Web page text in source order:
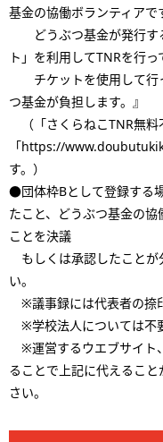
基金の協働ボランティアで
どうぶつ基金が発行す
ト」を利用してTNRを行っ
チケットを使用して行
つ基金が負担します。』
（「さくらねこTNR無料
「https://
す。）
●団体枠Bとして登録する
たこと、どうぶつ基金の
ことを決議
もしくは承認したことが
い。
※議事録には代表者の捺
※学校法人については不
※運営するウエブサイト
ることで上記に代えるこ
さい。